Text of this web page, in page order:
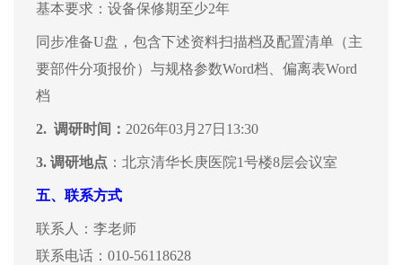
基本要求：设备保修期至少2年
同步准备U盘，包含下述资料扫描档及配置清单（主
要部件分项报价）与规格参数Word档、偏离表Word
档
2. 调研时间： 2026年03月 27日 13:30
3. 调研地点 ：北京清华长庚医院1号楼8层会议室
五、 联系方式
联系人： 李老师
联系电话：010-56118628